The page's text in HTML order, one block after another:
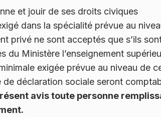
et jouir de ses droits civiques
dans la spécialité prévue au
privé ne sont acceptés que s’ils
du Ministère l’enseignement
exigée prévue au niveau
déclaration sociale seront
avis toute personne